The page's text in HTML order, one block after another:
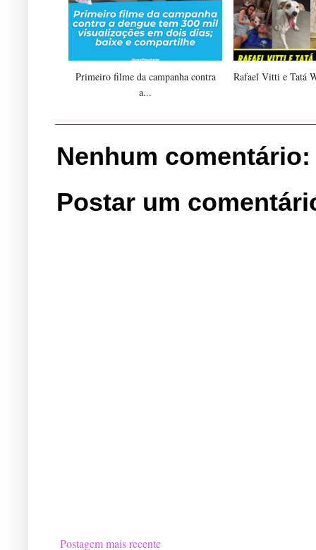
Primeiro filme da campanha contra
a...
Rafael Vitti e Tatá
Nenhum comentário:
Postar um
Postagem mais recente